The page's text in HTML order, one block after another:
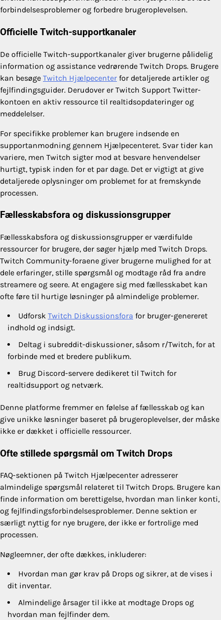
forbindelsesproblemer og forbedre brugeroplevelsen.
Officielle Twitch-supportkanaler
De officielle Twitch-supportkanaler giver brugerne pålidelig
information og assistance vedrørende Twitch Drops. Brugere
kan besøge Twitch Hjælpecenter for detaljerede artikler og
fejlfindingsguider. Derudover er Twitch Support Twitter-
kontoen en aktiv ressource til realtidsopdateringer og
meddelelser.
For specifikke problemer kan brugere indsende en
supportanmodning gennem Hjælpecenteret. Svar tider kan
variere, men Twitch sigter mod at besvare henvendelser
hurtigt, typisk inden for et par dage. Det er vigtigt at give
detaljerede oplysninger om problemet for at fremskynde
processen.
Fællesskabsfora og diskussionsgrupper
Fællesskabsfora og diskussionsgrupper er værdifulde
ressourcer for brugere, der søger hjælp med Twitch Drops.
Twitch Community-foraene giver brugerne mulighed for at
dele erfaringer, stille spørgsmål og modtage råd fra andre
streamere og seere. At engagere sig med fællesskabet kan
ofte føre til hurtige løsninger på almindelige problemer.
Udforsk Twitch Diskussionsfora for bruger-genereret
indhold og indsigt.
Deltag i subreddit-diskussioner, såsom r/Twitch, for at
forbinde med et bredere publikum.
Brug Discord-servere dedikeret til Twitch for
realtidsupport og netværk.
Denne platforme fremmer en følelse af fællesskab og kan
give unikke løsninger baseret på brugeroplevelser, der måske
ikke er dækket i officielle ressourcer.
Ofte stillede spørgsmål om Twitch Drops
FAQ-sektionen på Twitch Hjælpecenter adresserer
almindelige spørgsmål relateret til Twitch Drops. Brugere kan
finde information om berettigelse, hvordan man linker konti,
og fejlfindingsforbindelsesproblemer. Denne sektion er
særligt nyttig for nye brugere, der ikke er fortrolige med
processen.
Nøgleemner, der ofte dækkes, inkluderer:
Hvordan man gør krav på Drops og sikrer, at de vises i
dit inventar.
Almindelige årsager til ikke at modtage Drops og
hvordan man fejlfinder dem.